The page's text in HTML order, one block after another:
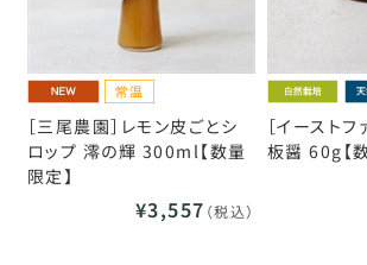
［三尾農園］レモン皮ごとシ
ロップ 澪の輝 300ml【数量
限定】
¥3,557 （税込）
［イースト
板醤 60g【